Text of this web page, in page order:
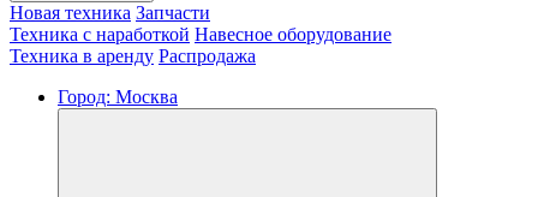
Новая техника Запчасти
Техника с наработкой Навесное оборудование
Техника в аренду Распродажа
Город: Москва